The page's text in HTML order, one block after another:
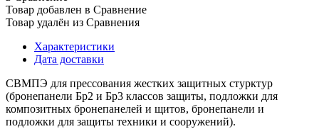
Товар добавлен в Сравнение
Товар удалён из Сравнения
Характеристики
Дата доставки
СВМПЭ для прессования жестких защитных стурктур
(бронепанели Бр2 и Бр3 классов защиты, подложки для
композитных бронепанелей и щитов, бронепанели и
подложки для защиты техники и сооружений).